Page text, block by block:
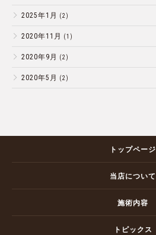
2025年1月 (2)
2020年11月 (1)
2020年9月 (2)
2020年5月 (2)
トップページ
当店について
施術内容
トピックス